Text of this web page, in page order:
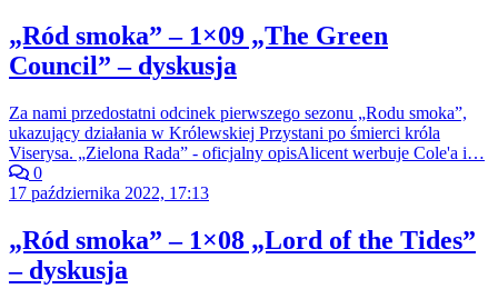
„Ród smoka” – 1×09 „The Green
Council” – dyskusja
Za nami przedostatni odcinek pierwszego sezonu „Rodu smoka”,
ukazujący działania w Królewskiej Przystani po śmierci króla
Viserysa. „Zielona Rada” - oficjalny opisAlicent werbuje Cole'a i…
0
17 października 2022, 17:13
„Ród smoka” – 1×08 „Lord of the Tides”
– dyskusja